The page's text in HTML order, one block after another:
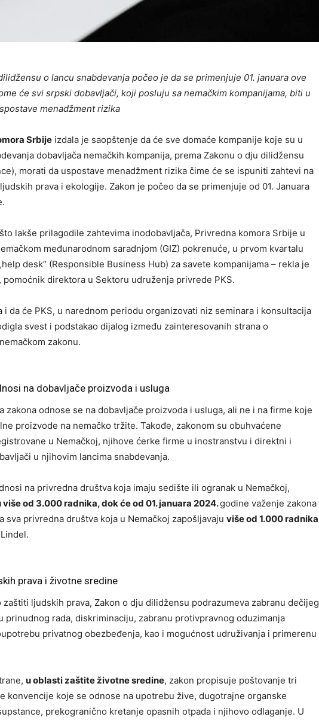
o lancu snabdevanja počeo je da se primenjuje 01. januara ove
će svi srpski dobavljači, koji posluju sa nemačkim kompanijama, biti u
menadžment rizika
Srbijeizdala je saopštenje da će sve domaće kompanije koje su u
dobavljača nemačkih kompanija, prema Zakonu o dju dilidžensu
morati da uspostave menadžment rizika čime će se ispuniti zahtevi na
prava i ekologije. Zakon je počeo da se primenjuje od 01. Januara
lakše prilagodile zahtevima inodobavljača, Privredna komora Srbije u
međunarodnom saradnjom (GIZ) pokrenuće, u prvom kvartalu
desk“ (Responsible Business Hub) za savete kompanijama – rekla je
pomoćnik direktora u Sektoru udruženja privrede PKS.
i da će PKS, u narednom periodu organizovati niz seminara i konsultacija
svest i podstakao dijalog između zainteresovanih strana o
zakonu.
na dobavljače proizvoda i usluga
zakona odnose se na dobavljače proizvoda i usluga, ali ne i na firme koje
proizvode na nemačko tržite. Takođe, zakonom su obuhvaćene
u Nemačkoj, njihove ćerke firme u inostranstvu i direktni i
u njihovim lancima snabdevanja.
na privredna društva koja imaju sedište ili ogranak u Nemačkoj,
od 3.000 radnika, dok će od 01. januara 2024.godine važenje zakona
sva privredna društva koja u Nemačkoj zapošljavaju više od 1.000 radnika
prava i životne sredine
zaštiti ljudskih prava, Zakon o dju dilidžensu podrazumeva zabranu dečijeg
prinudnog rada, diskriminaciju, zabranu protivpravnog oduzimanja
privatnog obezbeđenja, kao i mogućnost udruživanja i primerenu
u oblasti zaštite životne sredine, zakon propisuje poštovanje tri
konvencije koje se odnose na upotrebu žive, dugotrajne organske
prekogranično kretanje opasnih otpada i njihovo odlaganje. U